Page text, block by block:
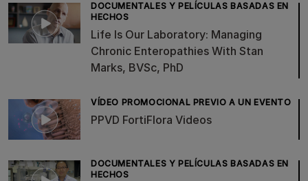
DOCUMENTALES Y PELÍCULAS BASADAS EN
HECHOS
Life Is Our Laboratory: Managing
Chronic Enteropathies With Stan
Marks, BVSc, PhD
VÍDEO PROMOCIONAL PREVIO A UN EVENTO
PPVD FortiFlora Videos
DOCUMENTALES Y PELÍCULAS BASADAS EN
HECHOS